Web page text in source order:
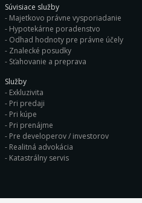
Súvisiace služby
Majetkovo právne vysporiadanie
Hypotekárne poradenstvo
Odhad hodnoty pre právne účely
Znalecké posudky
Sťahovanie a preprava
Služby
Exkluzivita
Pri predaji
Pri kúpe
Pri prenájme
Pre developerov / investorov
Realitná advokácia
Katastrálny servis